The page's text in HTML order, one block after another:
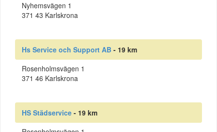
Nyhemsvägen 1
371 43 Karlskrona
Hs Service och Support AB - 19 km
Rosenholmsvägen 1
371 46 Karlskrona
HS Städservice - 19 km